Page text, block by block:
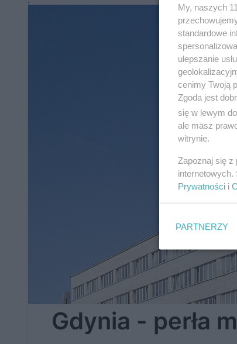
Gdynia - perła
My, naszych
standardowe
ulepszanie
cenimy Twoją
Zgoda jest
się w lewym
ale masz
witrynie.
Zapoznaj się
internetowych.
Prywatności i
PARTNERZY